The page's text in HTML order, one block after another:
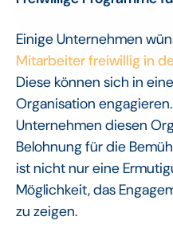
Einige Unternehmen
Mitarbeiter freiwillig in
Diese können sich in
Organisation
Unternehmen diesen
Belohnung für die
ist nicht nur eine
Möglichkeit, das
zu zeigen.